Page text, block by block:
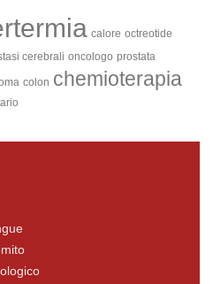
calore octreotide
cerebrali oncologo prostata
colon chemioterapia